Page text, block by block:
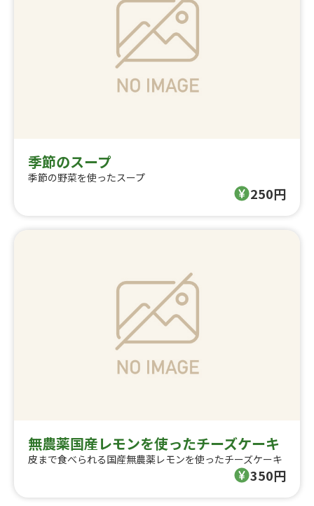
季節のスープ
季節の野菜を使ったスープ
250円
無農薬国産レモンを使ったチーズケーキ
皮まで食べられる国産無農薬レモンを使ったチーズケーキ
350円